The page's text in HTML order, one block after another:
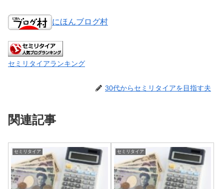
にほんブログ村
セミリタイアランキング
30代からセミリタイアを目指す夫
関連記事
セミリタイア セミリタイア